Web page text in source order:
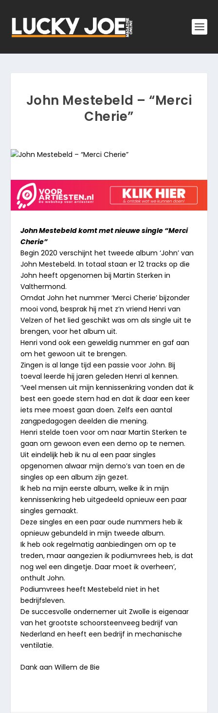
John Mestebeld – “Merci
Cherie”
John Mestebeld komt met nieuwe single “Merci
Cherie”
Begin 2020 verschijnt het tweede album ‘John’ van
John Mestebeld. In totaal staan er 12 tracks op die
John heeft opgenomen bij Martin Sterken in
Valthermond.
Omdat John het nummer ‘Merci Cherie’ bijzonder
mooi vond, besprak hij met z’n vriend Henri van
Velzen of het lied geschikt was om als single uit te
brengen, voor het album uit.
Henri vond ook een geweldig nummer en gaf aan
om het gewoon uit te brengen.
Zingen is al lange tijd een passie voor John. Bij
toeval leerde hij jaren geleden Henri al kennen.
‘Veel mensen uit mijn kennissenkring vonden dat ik
best een goede stem had en dat ik daar een keer
iets mee moest gaan doen. Zelfs een aantal
zangpedagogen deelden die mening.
Henri stelde toen voor om naar Martin Sterken te
gaan om gewoon even een demo op te nemen.
Uit eindelijk heb ik nu al een paar singles
opgenomen alwaar mijn demo’s van toen en de
singles op een album zijn gezet.
Ik heb na mijn eerste album, welke ik in mijn
kennissenkring heb uitgedeeld opnieuw een paar
singles gemaakt.
Deze singles en een paar oude nummers heb ik
opnieuw gebundeld in mijn tweede album.
Ik heb ook regelmatig aanbiedingen om op te
treden, maar aangezien ik podiumvrees heb, is dat
nog wel een dingetje. Daar moet ik overheen’,
onthult John.
Podiumvrees heeft Mestebeld niet in het
bedrijfsleven.
De succesvolle ondernemer uit Zwolle is eigenaar
van het grootste schoorsteenveeg bedrijf van
Nederland en heeft een bedrijf in mechanische
ventilatie.
Dank aan Willem de Bie